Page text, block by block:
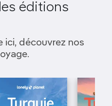
éditions
ici, découvrez nos